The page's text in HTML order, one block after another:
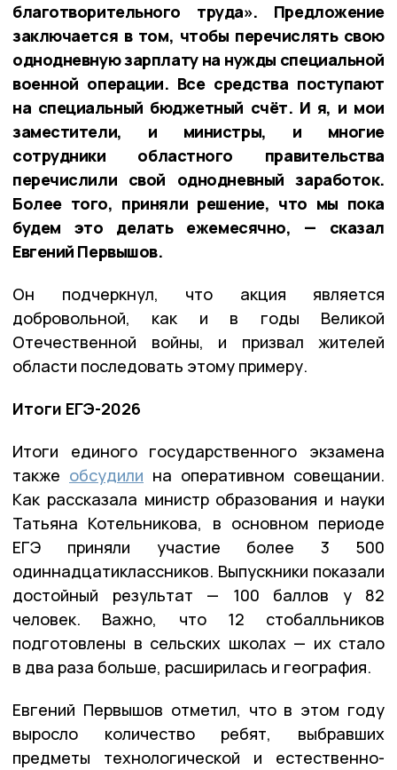
благотворительного труда». Предложение
заключается в том, чтобы перечислять свою
однодневную зарплату на нужды специальной
военной операции. Все средства поступают
на специальный бюджетный счёт. И я, и мои
заместители, и министры, и многие
сотрудники областного правительства
перечислили свой однодневный заработок.
Более того, приняли решение, что мы пока
будем это делать ежемесячно, — сказал
Евгений Первышов.
Он подчеркнул, что акция является
добровольной, как и в годы Великой
Отечественной войны, и призвал жителей
области последовать этому примеру.
Итоги ЕГЭ-2026
Итоги единого государственного экзамена
также обсудили на оперативном совещании.
Как рассказала министр образования и науки
Татьяна Котельникова, в основном периоде
ЕГЭ приняли участие более 3 500
одиннадцатиклассников. Выпускники показали
достойный результат — 100 баллов у 82
человек. Важно, что 12 стобалльников
подготовлены в сельских школах — их стало
в два раза больше, расширилась и география.
Евгений Первышов отметил, что в этом году
выросло количество ребят, выбравших
предметы технологической и естественно-